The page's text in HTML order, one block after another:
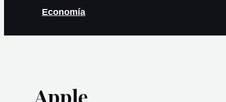
Economía
Apple